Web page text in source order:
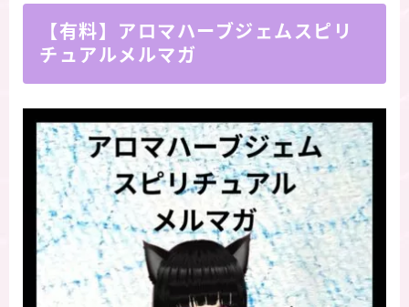
【有料】アロマハーブジェムスピリ
チュアルメルマガ